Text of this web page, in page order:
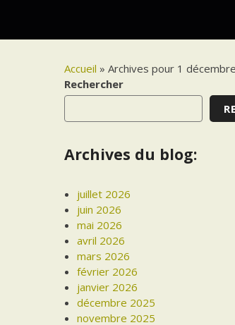
Accueil »Archives pour 1
Rechercher
Archives du blog:
juillet 2026
juin 2026
mai 2026
avril 2026
mars 2026
février 2026
janvier 2026
décembre 2025
novembre 2025